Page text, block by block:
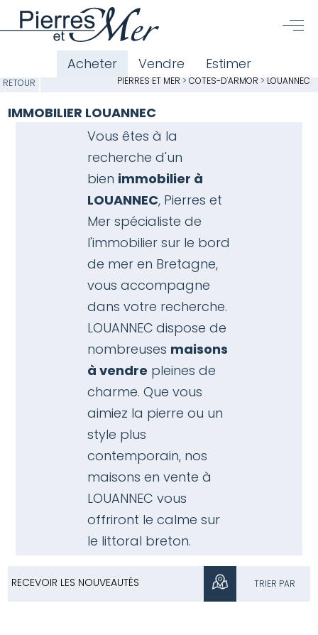
Acheter Vendre Estimer
RETOUR PIERRES ET MER > CÔTES-D'ARMOR > LOUANNEC
IMMOBILIER LOUANNEC
Vous êtes à la
recherche d'un
bien immobilier à
LOUANNEC, Pierres et
Mer spécialiste de
l'immobilier sur le bord
de mer en Bretagne,
vous accompagne
dans votre recherche.
LOUANNEC dispose de
nombreuses maisons
à vendre pleines de
charme. Que vous
aimiez la pierre ou un
style plus
contemporain, nos
maisons en vente à
LOUANNEC vous
offriront le calme sur
le littoral breton.
TRIER PAR
RECEVOIR LES NOUVEAUTÉS